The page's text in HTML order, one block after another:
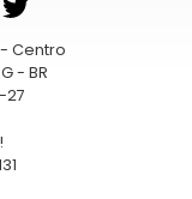
Centro
- BR
27